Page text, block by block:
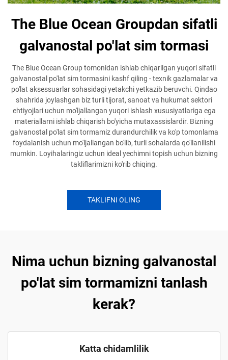
The Blue Ocean Groupdan sifatli
galvanostal po'lat sim tormasi
The Blue Ocean Group tomonidan ishlab chiqarilgan yuqori sifatli
galvanostal po'lat sim tormasini kashf qiling - texnik gazlamalar va
po'lat aksessuarlar sohasidagi yetakchi yetkazib beruvchi. Qindao
shahrida joylashgan biz turli tijorat, sanoat va hukumat sektori
ehtiyojlari uchun mo'ljallangan yuqori ishlash xususiyatlariga ega
materiallarni ishlab chiqarish bo'yicha mutaxassislardir. Bizning
galvanostal po'lat sim tormamiz durandurchilik va ko'p tomonlama
foydalanish uchun mo'ljallangan bo'lib, turli sohalarda qo'llanilishi
mumkin. Loyihalaringiz uchun ideal yechimni topish uchun bizning
takliflarimizni ko'rib chiqing.
TAKLIFNI OLING
Nima uchun bizning galvanostal
po'lat sim tormamizni tanlash
kerak?
Katta chidamlilik